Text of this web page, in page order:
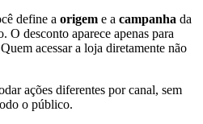
define a origem e a campanha da
O desconto aparece apenas para
acessar a loja diretamente não
ações diferentes por canal, sem
o público.